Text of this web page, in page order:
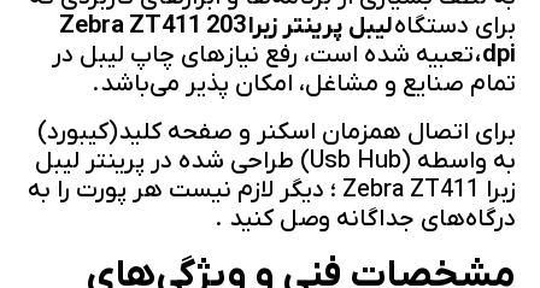
برای دستگاهلیبل پرینتر زبراZebra ZT411 203
dpi،تعبیه شده است، رفع نیازهای چاپ لیبل در
تمام صنایع و مشاغل، امکان پذیر می‌باشد.
برای اتصال همزمان اسکنر و صفحه کلید(کیبورد)
به واسطه (Usb Hub) طراحی شده در پرینتر لیبل
زبرا Zebra ZT411 ؛ دیگر لازم نیست هر پورت را به
درگاه‌های جداگانه وصل کنید .
مشخصات فنی و ویژگی‌های